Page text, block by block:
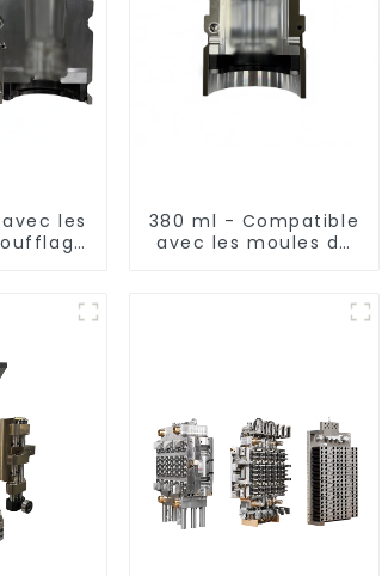
les
380 ml - Compatible
avec les moules de